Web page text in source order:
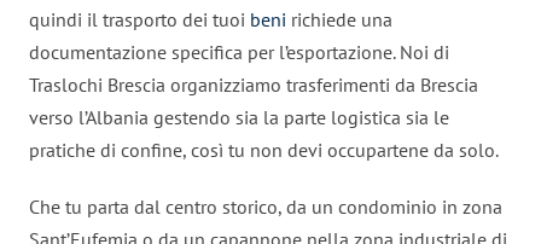
quindi il trasporto dei tuoi beni richiede una
documentazione specifica per l’esportazione. Noi di
Traslochi Brescia organizziamo trasferimenti da Brescia
verso l’Albania gestendo sia la parte logistica sia le
pratiche di confine, così tu non devi occupartene da solo.
Che tu parta dal centro storico, da un condominio in zona
Sant’Eufemia o da un capannone nella zona industriale di